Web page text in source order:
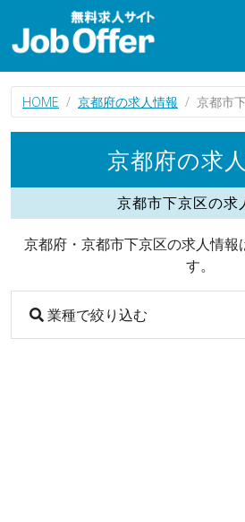
HOME 京都府の求人情報 京都市
京都府の求
京都市下京区の求
京都府・京都市下京区の求人情報
す。
業種で絞り込む